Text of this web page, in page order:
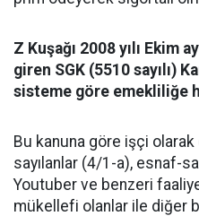
Z Kuşağı 2008 yılı Ekim
giren SGK (5510 sayılı)
sisteme göre emekliliğe
Bu kanuna göre işçi
sayılanlar (4/1-a), esnaf-
Youtuber ve benzeri
mükellefi olanlar ile diğer